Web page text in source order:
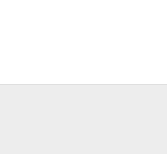
生飲橄欖油的最佳飲
種好處。 橄欖油怎麼